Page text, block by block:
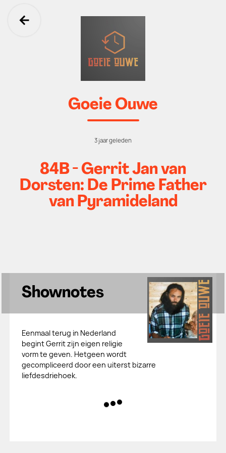
Ga terug
Goeie Ouwe
3 jaar geleden
84B - Gerrit Jan van
Dorsten: De Prime Father
van Pyramideland
Shownotes
Eenmaal terug in Nederland
begint Gerrit zijn eigen religie
vorm te geven. Hetgeen wordt
gecompliceerd door een uiterst bizarre
liefdesdriehoek.